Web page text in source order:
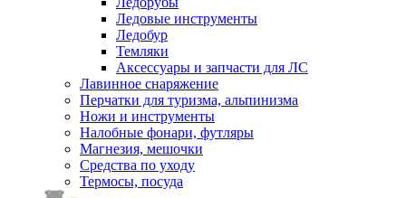
Ледовые инструменты
Ледобур
Темляки
Аксессуары и запчасти для ЛС
Лавинное снаряжение
Перчатки для туризма, альпинизма
Ножи и инструменты
Налобные фонари, футляры
Магнезия, мешочки
Средства по уходу
Термосы, посуда